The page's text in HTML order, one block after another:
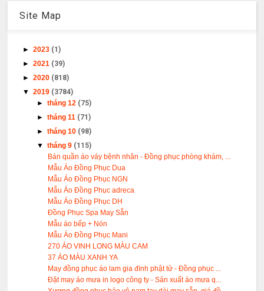
Site Map
►2023 (1)
►2021 (39)
►2020 (818)
▼2019 (3784)
►tháng 12 (75)
►tháng 11 (71)
►tháng 10 (98)
▼tháng 9 (115)
Bán quần áo váy bệnh nhân - Đồng phục phòng khám, ...
Mẫu Áo Đồng Phục Dua
Mẫu Áo Đồng Phục NGN
Mẫu Áo Đồng Phục adreca
Mẫu Áo Đồng Phục DH
Đồng Phục Spa May Sẵn
Mẫu áo bếp + Nón
Mẫu Áo Đồng Phục Mani
270 ÁO VINH LONG MÀU CAM
37 ÁO MÀU XANH YA
May đồng phục áo lam gia đình phật tử - Đồng phục ...
Đặt may áo mưa in logo công ty - Sản xuất áo mưa q...